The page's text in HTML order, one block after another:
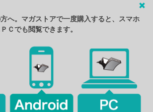
へ。マガストアで一度購入すると、スマホ
Ｃでも閲覧できます。